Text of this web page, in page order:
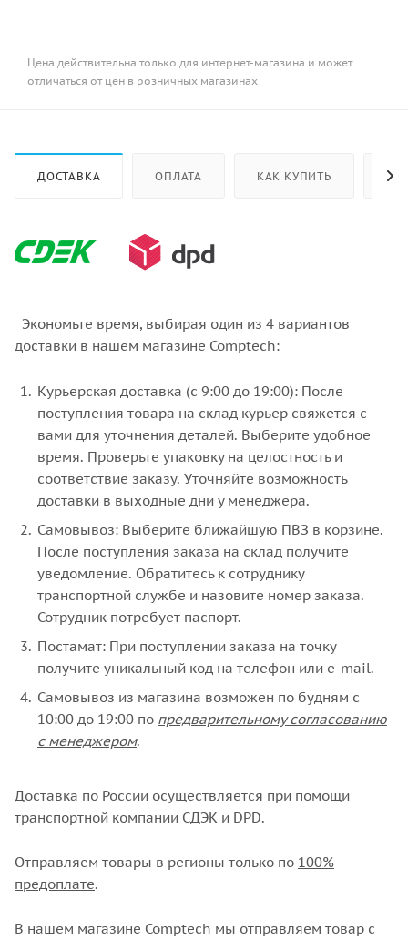
Цена действительна только для интернет-магазина и может
отличаться от цен в розничных магазинах
ДОСТАВКА ОПЛАТА КАК КУПИТЬ
Экономьте время, выбирая один из 4 вариантов
доставки в нашем магазине Comptech:
Курьерская доставка (с 9:00 до 19:00): После
поступления товара на склад курьер свяжется с
вами для уточнения деталей. Выберите удобное
время. Проверьте упаковку на целостность и
соответствие заказу. Уточняйте возможность
доставки в выходные дни у менеджера.
Самовывоз: Выберите ближайшую ПВЗ в корзине.
После поступления заказа на склад получите
уведомление. Обратитесь к сотруднику
транспортной службе и назовите номер заказа.
Сотрудник потребует паспорт.
Постамат: При поступлении заказа на точку
получите уникальный код на телефон или e-mail.
Самовывоз из магазина возможен по будням с
10:00 до 19:00 по предварительному согласованию
с менеджером.
Доставка по России осуществляется при помощи
транспортной компании СДЭК и DPD.
Отправляем товары в регионы только по 100%
предоплате.
В нашем магазине Comptech мы отправляем товар с